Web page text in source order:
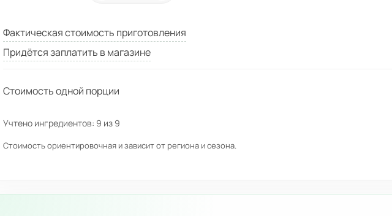
Фактическая стоимость приготовления
Придётся заплатить в магазине
Стоимость одной порции
Учтено ингредиентов: 9 из 9
Стоимость ориентировочная и зависит от региона и сезона.